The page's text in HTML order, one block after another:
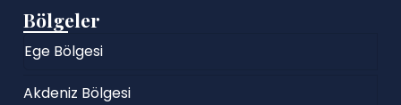
Bölgeler
Ege Bölgesi
Akdeniz Bölgesi